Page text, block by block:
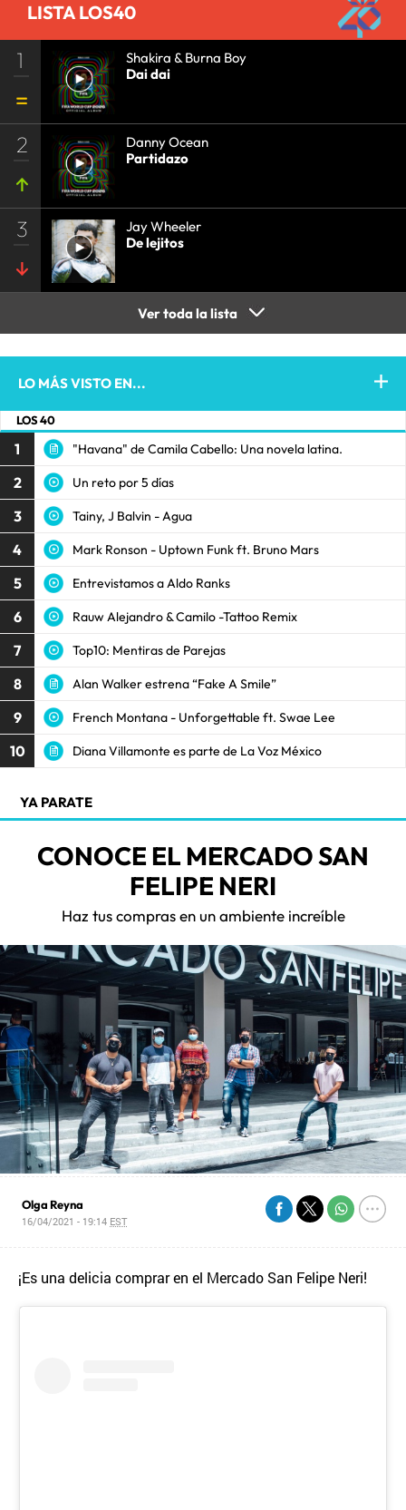
LISTA LOS40
1
Shakira & Burna Boy
Dai dai
2
Danny Ocean
Partidazo
3
Jay Wheeler
De lejitos
Ver toda la lista
LO MÁS VISTO EN...
LOS 40
1 "Havana" de Camila Cabello: Una novela latina.
2 Un reto por 5 días
3 Tainy, J Balvin - Agua
4 Mark Ronson - Uptown Funk ft. Bruno Mars
5 Entrevistamos a Aldo Ranks
6 Rauw Alejandro & Camilo -Tattoo Remix
7 Top10: Mentiras de Parejas
8 Alan Walker estrena “Fake A Smile”
9 French Montana - Unforgettable ft. Swae Lee
10 Diana Villamonte es parte de La Voz México
YA PARATE
CONOCE EL MERCADO SAN
FELIPE NERI
Haz tus compras en un ambiente increíble
Olga Reyna
16/04/2021 - 19:14 EST
¡Es una delicia comprar en el Mercado San Felipe Neri!